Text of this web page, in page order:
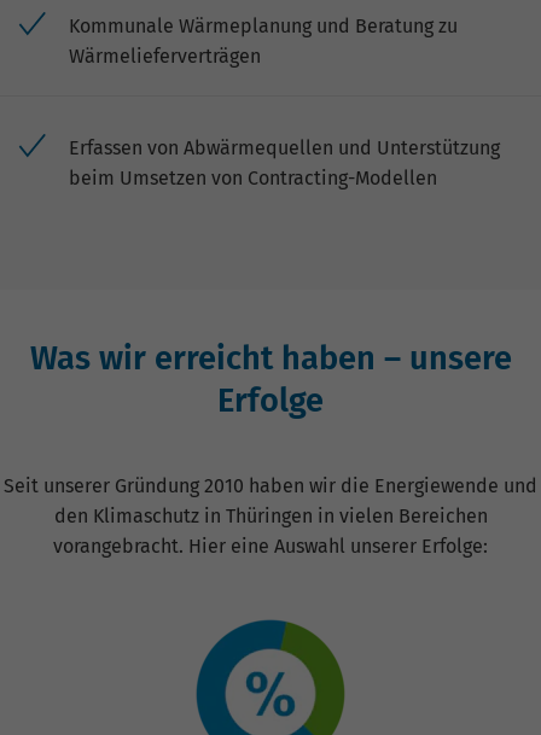
Kommunale Wärmeplanung und Beratung zu
Wärmelieferverträgen
Erfassen von Abwärmequellen und Unterstützung
beim Umsetzen von Contracting-Modellen
Was wir erreicht haben – unsere
Erfolge
Seit unserer Gründung 2010 haben wir die Energiewende und
den Klimaschutz in Thüringen in vielen Bereichen
vorangebracht. Hier eine Auswahl unserer Erfolge: